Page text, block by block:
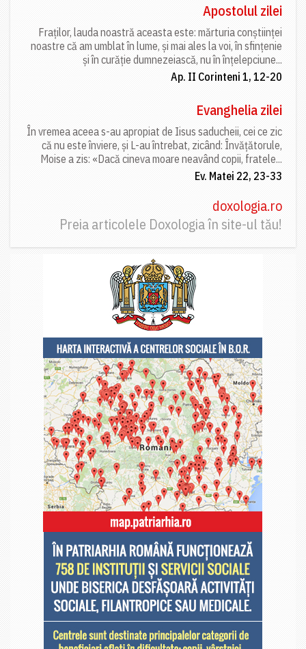
Apostolul zilei
Fraților, lauda noastră aceasta este: mărturia conștiinței
noastre că am umblat în lume, și mai ales la voi, în sfințenie
și în curăție dumnezeiască, nu în înțelepciune...
Ap. II Corinteni 1, 12-20
Evanghelia zilei
În vremea aceea s-au apropiat de Iisus saducheii, cei ce zic
că nu este înviere, și L-au întrebat, zicând: Învățătorule,
Moise a zis: «Dacă cineva moare neavând copii, fratele...
Ev. Matei 22, 23-33
doxologia.ro
Preia articolele Doxologia în site-ul tău!